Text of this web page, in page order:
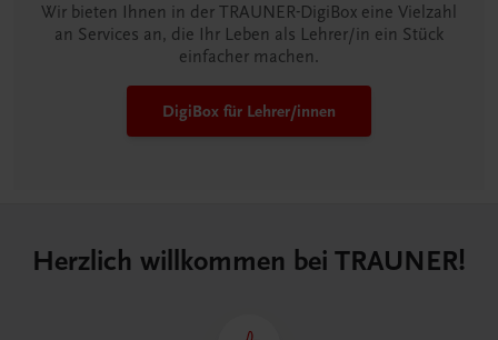
Wir bieten Ihnen in der TRAUNER-DigiBox eine Vielzahl
an Services an, die Ihr Leben als Lehrer/in ein Stück
einfacher machen.
DigiBox für Lehrer/innen
Herzlich willkommen bei TRAUNER!